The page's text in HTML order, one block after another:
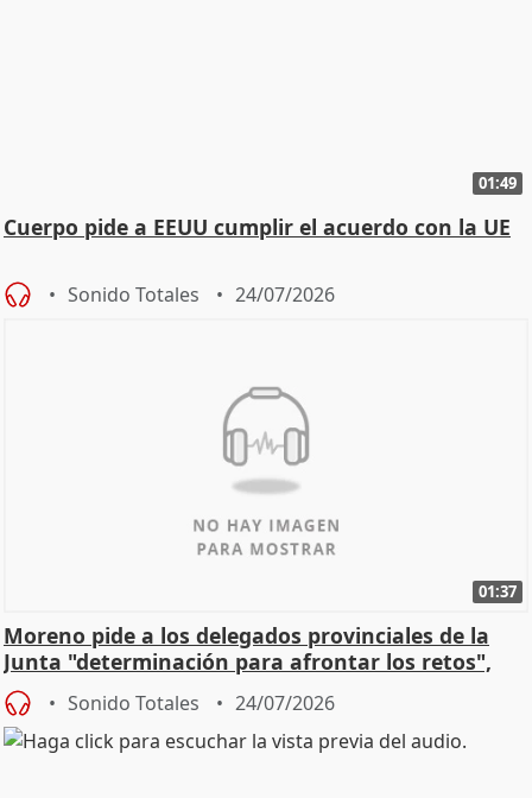
01:49
Cuerpo pide a EEUU cumplir el acuerdo con la UE
Sonido Totales 24/07/2026
01:37
Moreno pide a los delegados provinciales de la
Junta "determinación para afrontar los retos",
diálog
Sonido Totales 24/07/2026